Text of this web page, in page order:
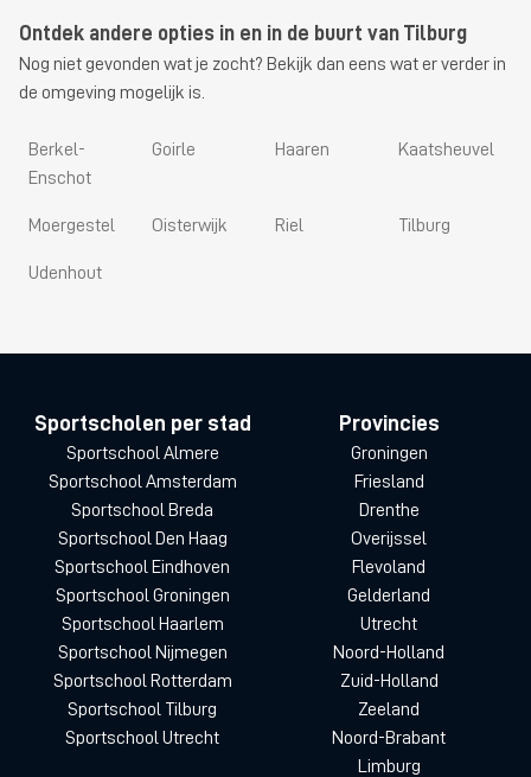
Ontdek andere opties in en in de buurt van Tilburg
Nog niet gevonden wat je zocht? Bekijk dan eens wat er verder in
de omgeving mogelijk is.
Berkel-
Enschot
Goirle Haaren Kaatsheuvel
Moergestel Oisterwijk Riel Tilburg
Udenhout
Sportscholen per stad
Sportschool Almere
Sportschool Amsterdam
Sportschool Breda
Sportschool Den Haag
Sportschool Eindhoven
Sportschool Groningen
Sportschool Haarlem
Sportschool Nijmegen
Sportschool Rotterdam
Sportschool Tilburg
Sportschool Utrecht
Provincies
Groningen
Friesland
Drenthe
Overijssel
Flevoland
Gelderland
Utrecht
Noord-Holland
Zuid-Holland
Zeeland
Noord-Brabant
Limburg